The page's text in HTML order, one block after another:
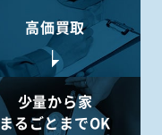
高価買取
少量から家
まるごとまでOK